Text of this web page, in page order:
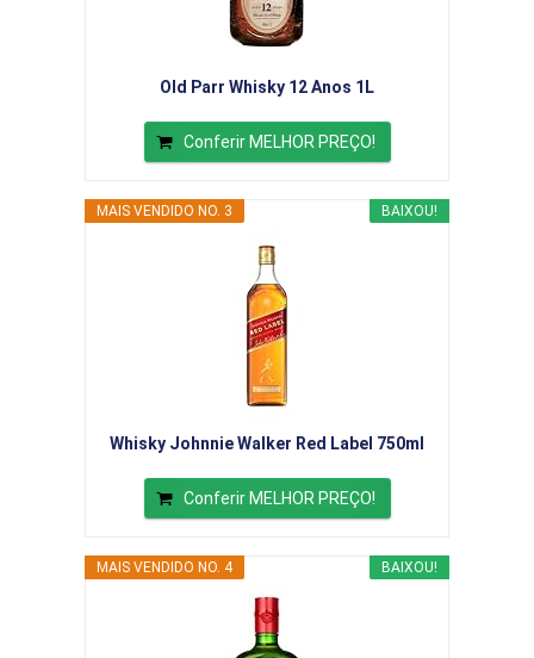
Old Parr Whisky 12 Anos 1L
Conferir MELHOR PREÇO!
BAIXOU!
MAIS VENDIDO NO. 3
Whisky Johnnie Walker Red Label 750ml
Conferir MELHOR PREÇO!
BAIXOU!
MAIS VENDIDO NO. 4